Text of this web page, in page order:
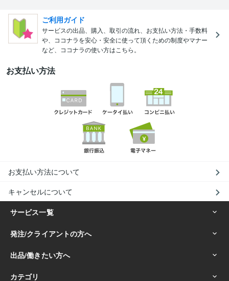
ご利用ガイド
サービスの出品、購入、取引の流れ、お支払い方法・手数料
や、ココナラを安心・安全に使って頂くための制度やマナー
など、ココナラの使い方はこちら。
お支払い方法
お支払い方法について
キャンセルについて